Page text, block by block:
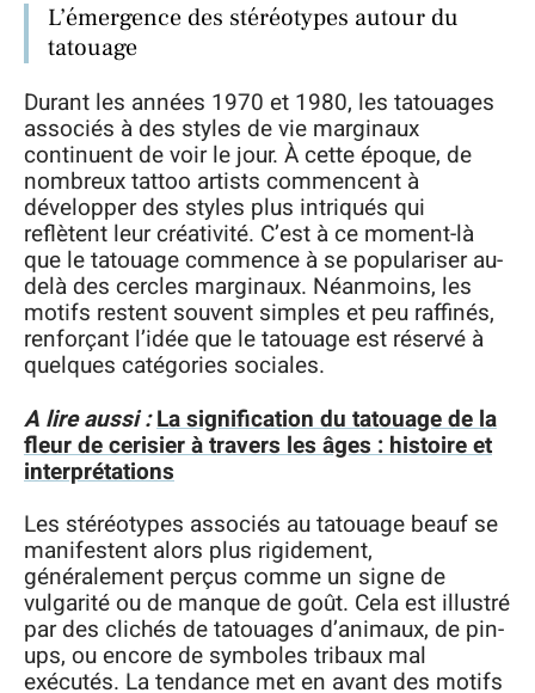
L’émergence des stéréotypes autour du
tatouage
Durant les années 1970 et 1980, les tatouages
associés à des styles de vie marginaux
continuent de voir le jour. À cette époque, de
nombreux tattoo artists commencent à
développer des styles plus intriqués qui
reflètent leur créativité. C’est à ce moment-là
que le tatouage commence à se populariser au-
delà des cercles marginaux. Néanmoins, les
motifs restent souvent simples et peu raffinés,
renforçant l’idée que le tatouage est réservé à
quelques catégories sociales.
A lire aussi : La signification du tatouage de la
fleur de cerisier à travers les âges : histoire et
interprétations
Les stéréotypes associés au tatouage beauf se
manifestent alors plus rigidement,
généralement perçus comme un signe de
vulgarité ou de manque de goût. Cela est illustré
par des clichés de tatouages d’animaux, de pin-
ups, ou encore de symboles tribaux mal
exécutés. La tendance met en avant des motifs